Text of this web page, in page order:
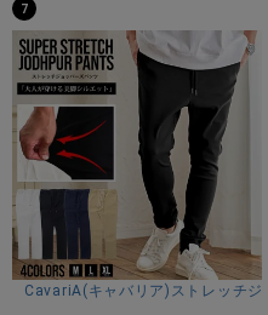
7
CavariA(キャバリア)ストレッチジ